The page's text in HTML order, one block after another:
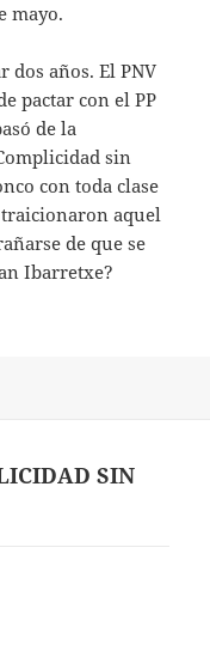
mayo.
dos años. El PNV
pactar con el PP
de la
sin
con toda clase
aquel
de que se
Ibarretxe?
SIN